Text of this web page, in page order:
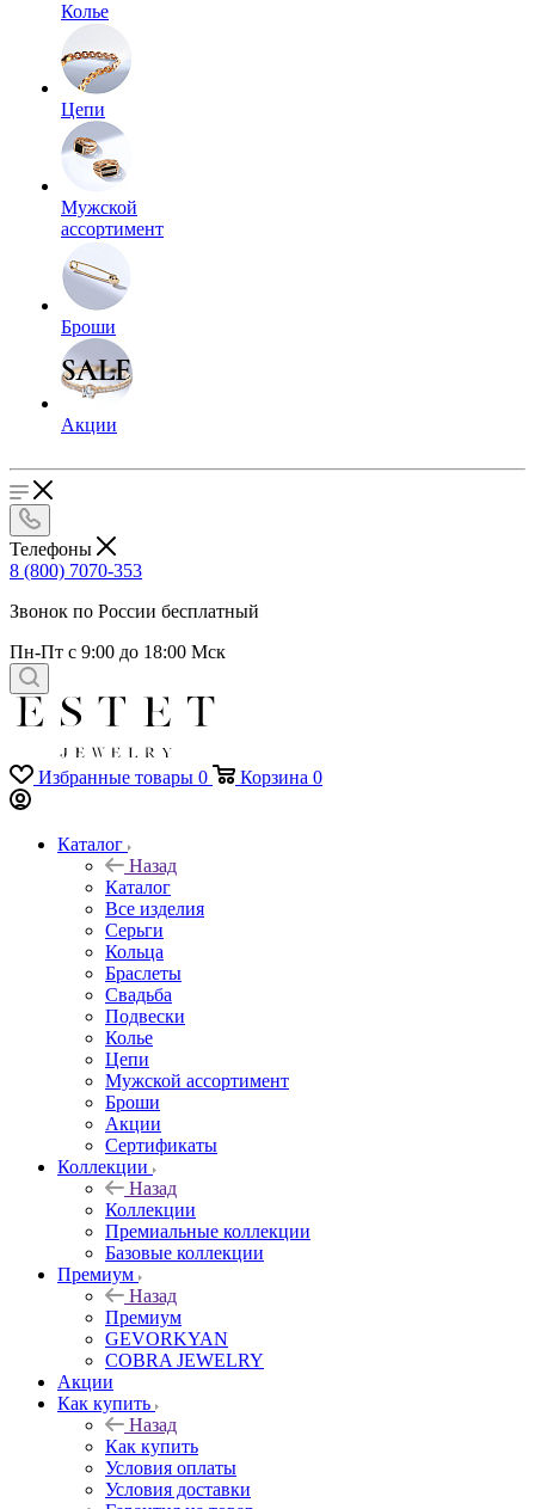
Колье
Цепи
Мужской
ассортимент
Броши
Акции
Телефоны
8 (800) 7070-353
Звонок по России бесплатный
Пн-Пт с 9:00 до 18:00 Мск
Избранные товары 0 Корзина 0
Каталог
Назад
Каталог
Все изделия
Серьги
Кольца
Браслеты
Свадьба
Подвески
Колье
Цепи
Мужской ассортимент
Броши
Акции
Сертификаты
Коллекции
Назад
Коллекции
Премиальные коллекции
Базовые коллекции
Премиум
Назад
Премиум
GEVORKYAN
COBRA JEWELRY
Акции
Как купить
Назад
Как купить
Условия оплаты
Условия доставки